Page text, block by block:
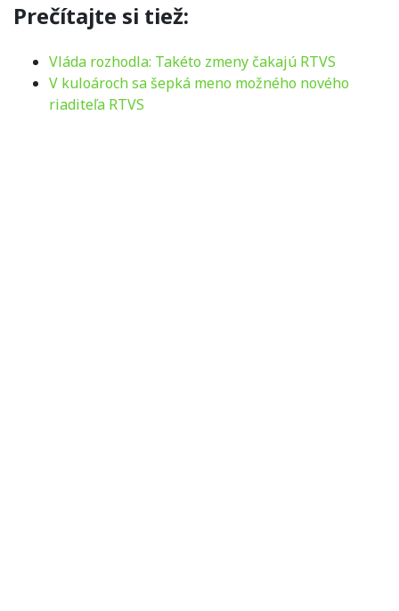
Prečítajte si tiež:
Vláda rozhodla: Takéto zmeny čakajú RTVS
V kuloároch sa šepká meno možného nového
riaditeľa RTVS